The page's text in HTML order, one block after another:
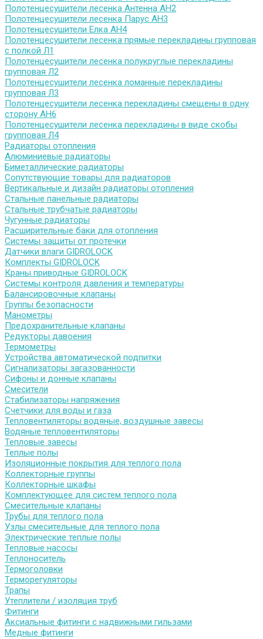
Полотенцесушители лесенка Антенна АН2
Полотенцесушители лесенка Парус АН3
Полотенцесушители Елка АН4
Полотенцесушители лесенка прямые перекладины групповая
с полкой Л1
Полотенцесушители лесенка полукруглые перекладины
групповая Л2
Полотенцесушители лесенка ломанные перекладины
групповая Л3
Полотенцесушители лесенка перекладины смещены в одну
сторону АН6
Полотенцесушители лесенка перекладины в виде скобы
групповая Л4
Радиаторы отопления
Алюминиевые радиаторы
Биметаллические радиаторы
Сопутствующие товары для радиаторов
Вертикальные и дизайн радиаторы отопления
Стальные панельные радиаторы
Стальные трубчатые радиаторы
Чугунные радиаторы
Расширительные баки для отопления
Системы защиты от протечки
Датчики влаги GIDROLOCK
Комплекты GIDROLOCK
Краны приводные GIDROLOCK
Системы контроля давления и температуры
Балансировочные клапаны
Группы безопасности
Манометры
Предохранительные клапаны
Редукторы давоения
Термометры
Устройства автоматической подпитки
Сигнализаторы загазованности
Сифоны и донные клапаны
Смесители
Стабилизаторы напряжения
Счетчики для воды и газа
Тепловентиляторы водяные, воздушные завесы
Водяные тепловентиляторы
Тепловые завесы
Теплые полы
Изоляционные покрытия для теплого пола
Коллекторные группы
Коллекторные шкафы
Комплектующее для систем теплого пола
Смесительные клапаны
Трубы для теплого пола
Узлы смесительные для теплого пола
Электрические теплые полы
Тепловые насосы
Теплоноситель
Термоголовки
Терморегуляторы
Трапы
Утеплители / изоляция труб
Фитинги
Аксиальные фитинги с надвижными гильзами
Медные фитинги